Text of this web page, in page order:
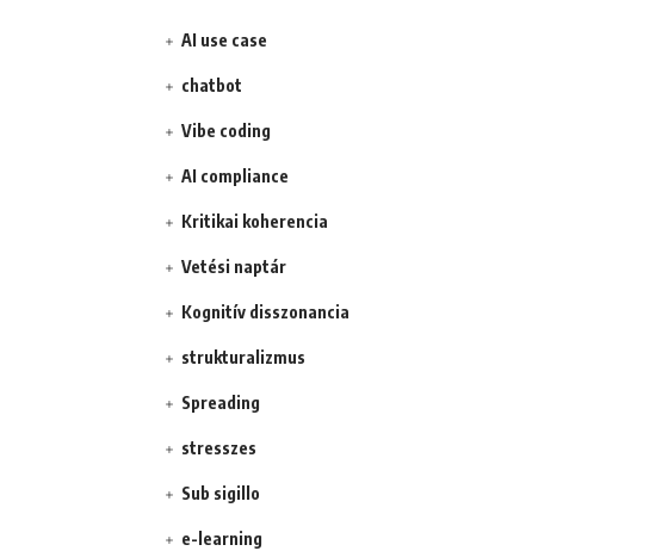
AI use case
chatbot
Vibe coding
AI compliance
Kritikai koherencia
Vetési naptár
Kognitív disszonancia
strukturalizmus
Spreading
stresszes
Sub sigillo
e-learning